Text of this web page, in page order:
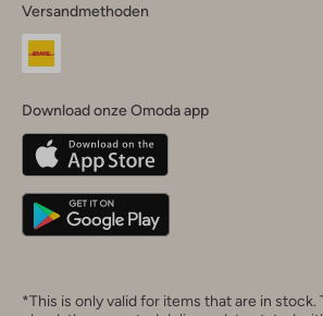
dein
Land
Belgique(Français)
Deutschland
Versandmethoden
Download onze Omoda app
*This is only valid for items that are in stock.